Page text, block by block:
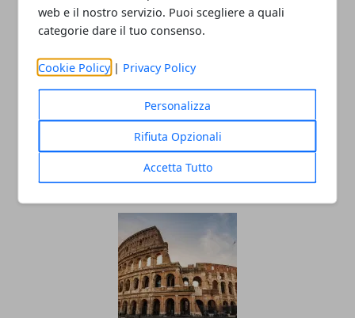
web e il nostro servizio. Puoi scegliere a quali
categorie dare il tuo consenso.
Cookie Policy | Privacy Policy
Personalizza
Rifiuta Opzionali
Accetta Tutto
Il Consiglio regionale approva la legge
di armonizzazione con gli impegni
Stato-Regioni
26/11/2025